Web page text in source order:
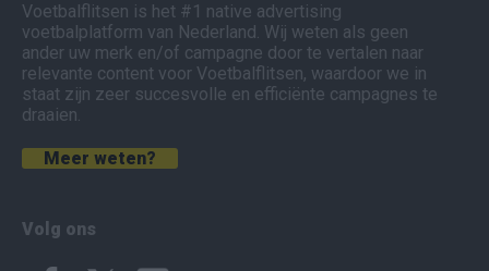
Voetbalflitsen is het #1 native advertising
voetbalplatform van Nederland. Wij weten als geen
ander uw merk en/of campagne door te vertalen naar
relevante content voor Voetbalflitsen, waardoor we in
staat zijn zeer succesvolle en efficiënte campagnes te
draaien.
Meer weten?
Volg ons